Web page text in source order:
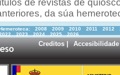
de revistas de
da súa
2008 2009 2010 2011 2012
2023 2024 2025 2026
Creditos| Accesibilidade